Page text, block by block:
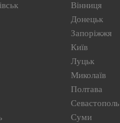
Вінниця
Донецьк
Запоріжжя
Київ
Луцьк
Миколаїв
Полтава
Севастополь
Суми